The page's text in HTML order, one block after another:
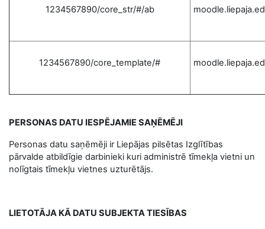
1234567890/core_str/#/ab
1234567890/core_template/#
PERSONAS DATU IESPĒJAMIE SAŅĒMĒJI
Personas datu saņēmēji ir Liepājas pilsētas Izglītības
pārvalde atbildīgie darbinieki kuri administrē tīmekļa vietni un
nolīgtais tīmekļu vietnes uzturētājs.
LIETOTĀJA KĀ DATU SUBJEKTA TIESĪBAS